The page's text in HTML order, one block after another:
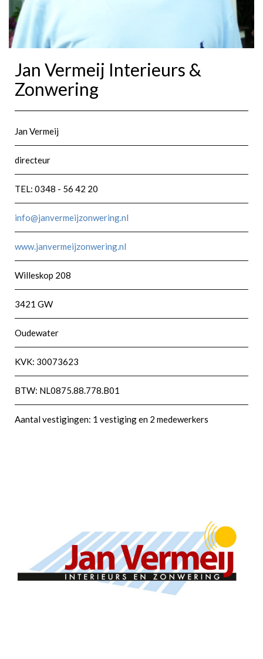
Jan Vermeij Interieurs &
Zonwering
Jan Vermeij
directeur
TEL: 0348 - 56 42 20
info@janvermeijzonwering.nl
www.janvermeijzonwering.nl
Willeskop 208
3421 GW
Oudewater
KVK: 30073623
BTW: NL0875.88.778.B01
Aantal vestigingen: 1 vestiging en 2 medewerkers